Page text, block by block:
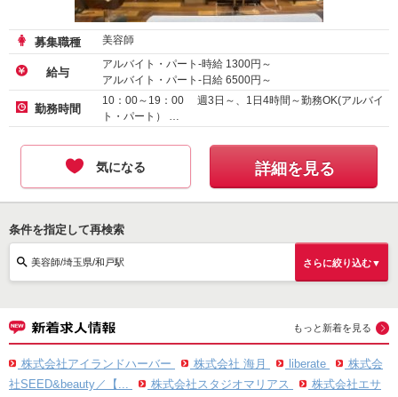
募集職種 美容師
給与
アルバイト・パート-時給 1300円～
アルバイト・パート-日給 6500円～
勤務時間
10：00～19：00 週3日～、1日4時間～勤務OK(アルバイ
ト・パート） …
気になる 詳細を見る
条件を指定して再検索
美容師/埼玉県/和戸駅 さらに絞り込む▼
もっと新着を見る
株式会社アイランドハーバー 株式会社 海月 liberate
株式会
社SEED&beauty／【...
株式会社スタジオマリアス
株式会社エサ